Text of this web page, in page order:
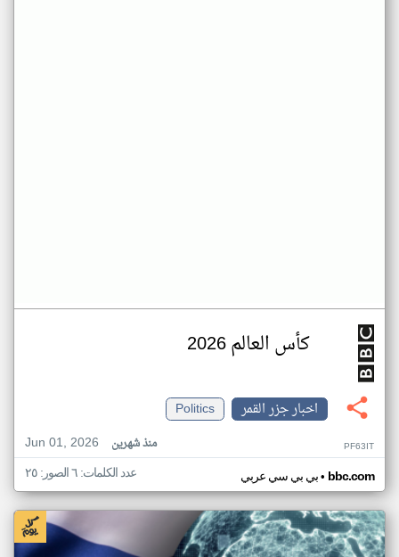
كأس العالم 2026
اخبار جزر القمر
Politics
Jun 01, 2026
منذ شهرين PF63IT
بي بي سي عربي• bbc.com عدد الكلمات: ٦ الصور: ٢٥